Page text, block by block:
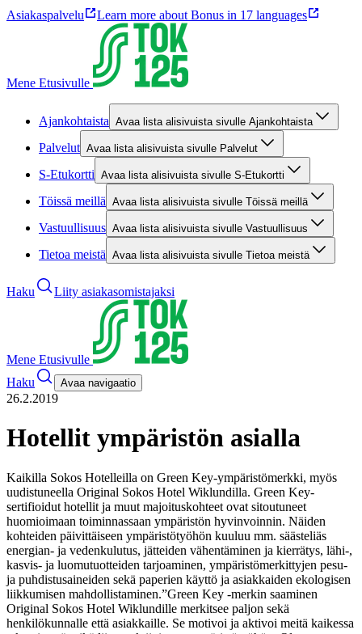
Asiakaspalvelu Learn more about Bonus in 17 languages
Mene Etusivulle
Ajankohtaista Avaa lista alisivuista sivulle Ajankohtaista
Palvelut Avaa lista alisivuista sivulle Palvelut
S-Etukortti Avaa lista alisivuista sivulle S-Etukortti
Töissä meillä Avaa lista alisivuista sivulle Töissä meillä
Vastuullisuus Avaa lista alisivuista sivulle Vastuullisuus
Tietoa meistä Avaa lista alisivuista sivulle Tietoa meistä
Haku Liity asiakasomistajaksi
Mene Etusivulle
Haku
Avaa navigaatio
26.2.2019
Hotellit ympäristön asialla
Kaikilla Sokos Hotelleilla on Green Key-ympäristömerkki, myös
uudistuneella Original Sokos Hotel Wiklundilla. Green Key-
sertifioidut hotellit ja muut majoituskohteet ovat sitoutuneet
huomioimaan toiminnassaan ympäristön hyvinvoinnin. Näiden
kohteiden päivittäiseen ympäristötyöhön kuuluu mm. säästeliäs
energian- ja vedenkulutus, jätteiden vähentäminen ja kierrätys, lähi-,
kasvis- ja luomutuotteiden tarjoaminen, ympäristömerkittyjen pesu-
ja puhdistusaineiden sekä paperien käyttö ja asiakkaiden ekologisen
liikkumisen mahdollistaminen.”Green Key -merkin saaminen
Original Sokos Hotel Wiklundille merkitsee paljon sekä
henkilökunnalle että asiakkaille. Se motivoi ja aktivoi meitä kaikessa